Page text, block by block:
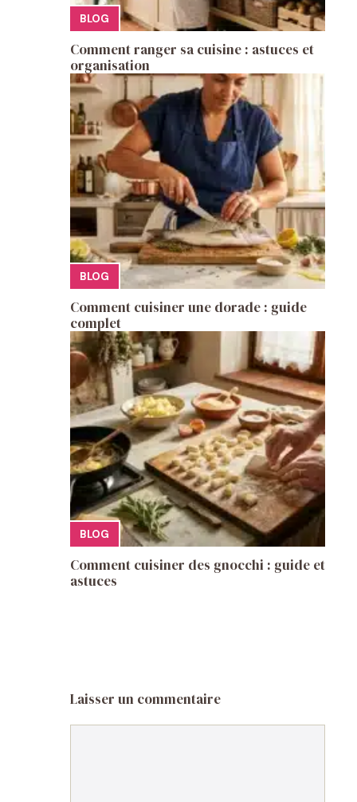
BLOG
Comment ranger sa cuisine : astuces et
organisation
BLOG
Comment cuisiner une dorade : guide
complet
BLOG
Comment cuisiner des gnocchi : guide et
astuces
Laisser un commentaire